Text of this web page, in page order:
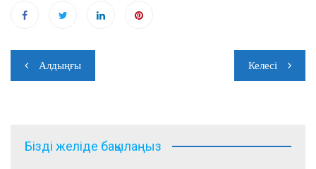
o
k
p
p
m
Навигация
по
Алдыңғы Келесі
Бізді желіде бақылаңыз